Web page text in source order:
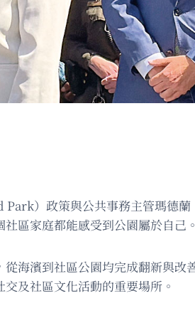
）政策與公共事務主管瑪德
區家庭都能感受到公園屬於自己
海濱到社區公園均完成翻新與
及社區文化活動的重要場所。